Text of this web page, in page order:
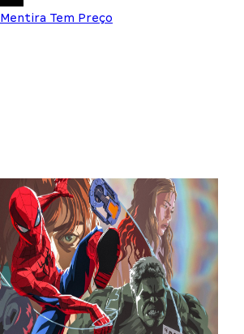
Mentira Tem Preço